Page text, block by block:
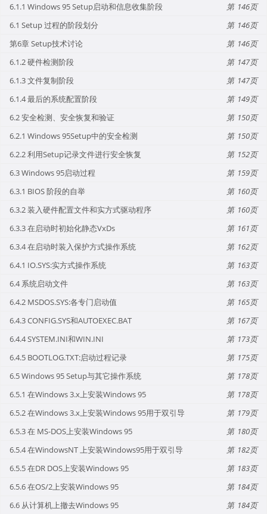
6.1.1 Windows 95 Setup启动和信息收集阶段
146
6.1 Setup 过程的阶段划分
146
第6章 Setup技术讨论
146
6.1.2 硬件检测阶段
147
6.1.3 文件复制阶段
147
6.1.4 最后的系统配置阶段
149
6.2 安全检测、安全恢复和验证
150
6.2.1 Windows 95Setup中的安全检测
150
6.2.2 利用Setup记录文件进行安全恢复
152
6.3 Windows 95启动过程
159
6.3.1 BIOS 阶段的自举
160
6.3.2 装入硬件配置文件和实方式驱动程序
160
6.3.3 在启动时初始化静态VxDs
161
6.3.4 在启动时装入保护方式操作系统
162
6.4.1 IO.SYS:实方式操作系统
163
6.4 系统启动文件
163
6.4.2 MSDOS.SYS:各专门启动值
165
6.4.3 CONFIG.SYS和AUTOEXEC.BAT
167
6.4.4 SYSTEM.INI和WIN.INI
173
6.4.5 BOOTLOG.TXT:启动过程记录
175
6.5 Windows 95 Setup与其它操作系统
178
6.5.1 在Windows 3.x上安装Windows 95
178
6.5.2 在Windows 3.x上安装Windows 95用于双引导
179
6.5.3 在 MS-DOS上安装Windows 95
180
6.5.4 在WindowsNT 上安装Windows95用于双引导
182
6.5.5 在DR DOS上安装Windows 95
183
6.5.6 在OS/2上安装Windows 95
184
6.6 从计算机上撤去Windows 95
184